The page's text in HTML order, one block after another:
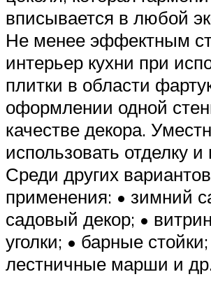
вписывается в любой
Не менее эффектным
интерьер кухни при
плитки в области
оформлении одной
качестве декора.
использовать отделку и
Среди других вариантов
применения: • зимний
садовый декор; •
уголки; • барные стойки;
лестничные марши и